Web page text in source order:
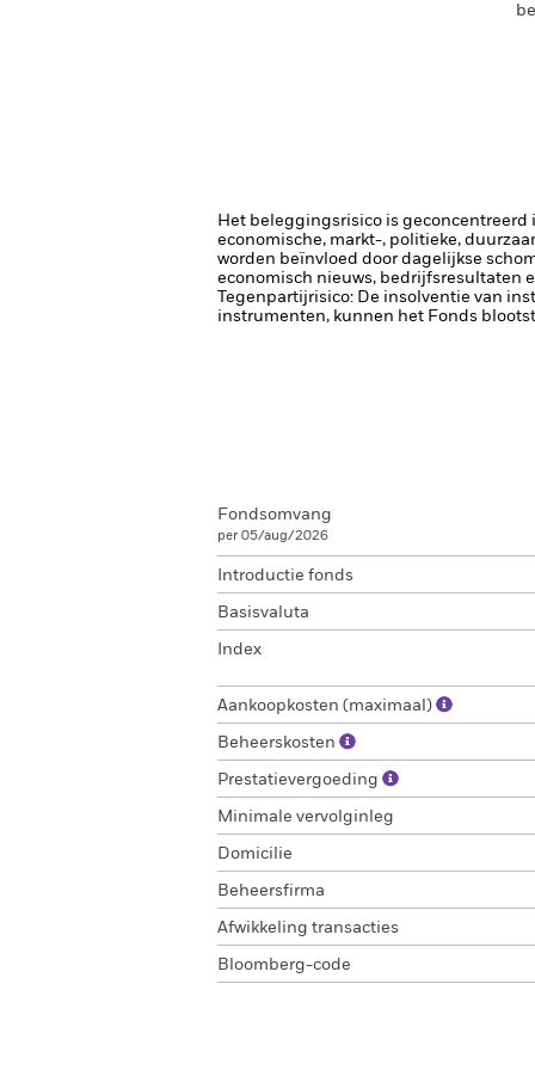
Het beleggingsrisico is geconcentreerd
economische, markt-, politieke,
worden beïnvloed door dagelijkse
economisch nieuws, bedrijfsresultaten
Tegenpartijrisico: De insolventie van
instrumenten, kunnen het Fonds
Fondsomvang
per 05/aug/2026
Introductie fonds
Basisvaluta
Index
Aankoopkosten (maximaal)
Beheerskosten
Prestatievergoeding
Minimale vervolginleg
Domicilie
Beheersfirma
Afwikkeling transacties
Bloomberg-code